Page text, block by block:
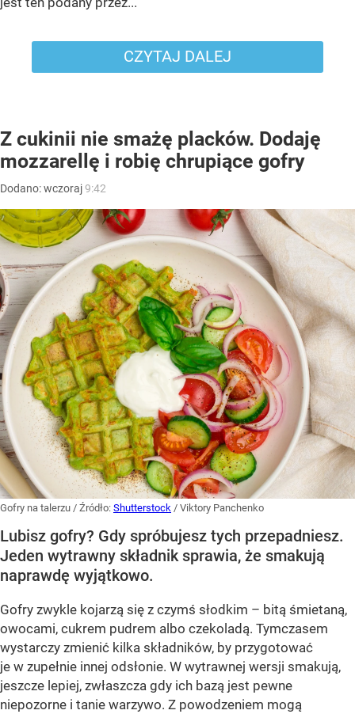
CZYTAJ DALEJ
Z cukinii nie smażę placków. Dodaję
mozzarellę i robię chrupiące gofry
Dodano:wczoraj9:42
Gofry na talerzu / Źródło: Shutterstock / Viktory Panchenko
Lubisz gofry? Gdy spróbujesz tych przepadniesz.
Jeden wytrawny składnik sprawia, że smakują
naprawdę wyjątkowo.
Gofry zwykle kojarzą się z czymś słodkim – bitą śmietaną,
owocami, cukrem pudrem albo czekoladą. Tymczasem
wystarczy zmienić kilka składników, by przygotować
je w zupełnie innej odsłonie. W wytrawnej wersji smakują,
jeszcze lepiej, zwłaszcza gdy ich bazą jest pewne
niepozorne i tanie warzywo. Z powodzeniem mogą